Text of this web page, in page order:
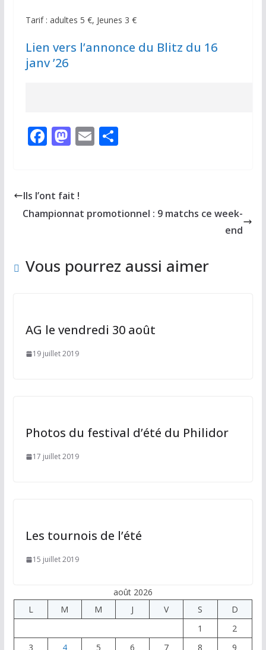
Tarif : adultes 5 €, Jeunes 3 €
Lien vers l’annonce du Blitz du 16
janv ’26
F
b
o
M
d
o
E P
er
Ils l’ont fait !
Championnat promotionnel : 9 matchs ce week-
end
Vous pourrez aussi aimer
AG le vendredi 30 août
19 juillet 2019
Photos du festival d’été du Philidor
17 juillet 2019
Les tournois de l’été
15 juillet 2019
août 2026
L
M M J V S
D
1
2
3
4 5 6 7 8 9